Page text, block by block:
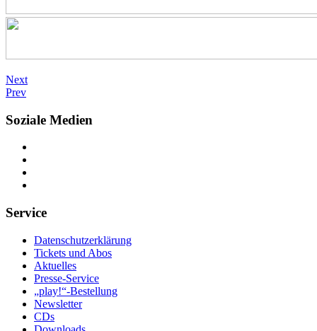
Next
Prev
Soziale Medien
Service
Datenschutzerklärung
Tickets und Abos
Aktuelles
Presse-Service
„play!“-Bestellung
Newsletter
CDs